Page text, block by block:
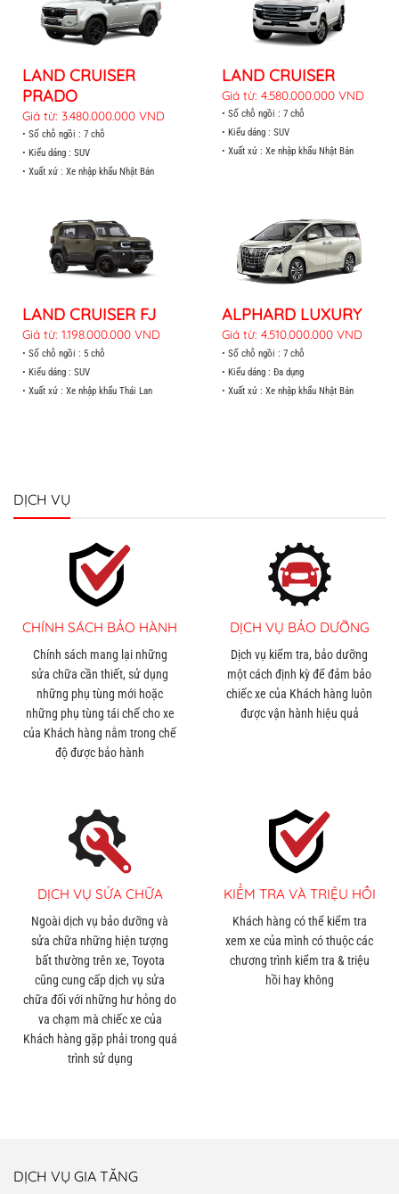
PRADO
Giá từ: 3.480.000.000 VND
• Số chỗ ngồi : 7 chỗ
• Kiểu dáng : SUV
• Xuất xứ : Xe nhập khẩu Nhật Bản
Giá từ: 4.580.000.000 VND
• Số chỗ ngồi : 7 chỗ
• Kiểu dáng : SUV
• Xuất xứ : Xe nhập khẩu Nhật Bản
LAND CRUISER FJ
Giá từ: 1.198.000.000 VND
• Số chỗ ngồi : 5 chỗ
• Kiểu dáng : SUV
• Xuất xứ : Xe nhập khẩu Thái Lan
ALPHARD LUXURY
Giá từ: 4.510.000.000 VND
• Số chỗ ngồi : 7 chỗ
• Kiểu dáng : Đa dụng
• Xuất xứ : Xe nhập khẩu Nhật Bản
CHÍNH SÁCH BẢO HÀNH
sửa chữa cần thiết, sử dụng
những phụ tùng mới hoặc
những phụ tùng tái chế cho xe
của Khách hàng nằm trong chế
độ được bảo hành
DỊCH VỤ BẢO DƯỠNG
một cách định kỳ để đảm bảo
chiếc xe của Khách hàng luôn
được vận hành hiệu quả
DỊCH VỤ SỬA CHỮA
sửa chữa những hiện tượng
bất thường trên xe, Toyota
cũng cung cấp dịch vụ sửa
chữa đối với những hư hỏng do
va chạm mà chiếc xe của
Khách hàng gặp phải trong quá
trình sử dụng
KIỂM TRA VÀ TRIỆU HỒI
xem xe của mình có thuộc các
chương trình kiểm tra & triệu
hồi hay không
DỊCH VỤ GIA TĂNG